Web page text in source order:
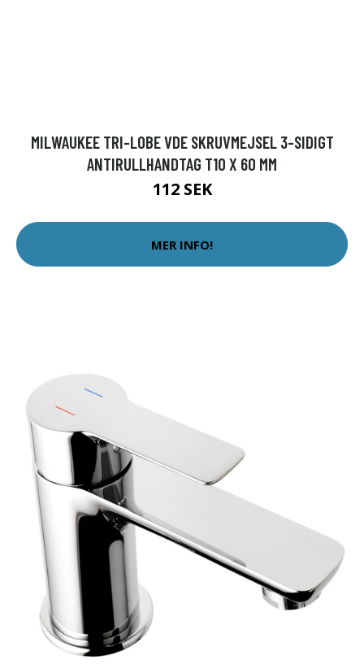
MILWAUKEE TRI-LOBE VDE SKRUVMEJSEL 3-SIDIGT
ANTIRULLHANDTAG T10 X 60 MM
112 SEK
MER INFO!